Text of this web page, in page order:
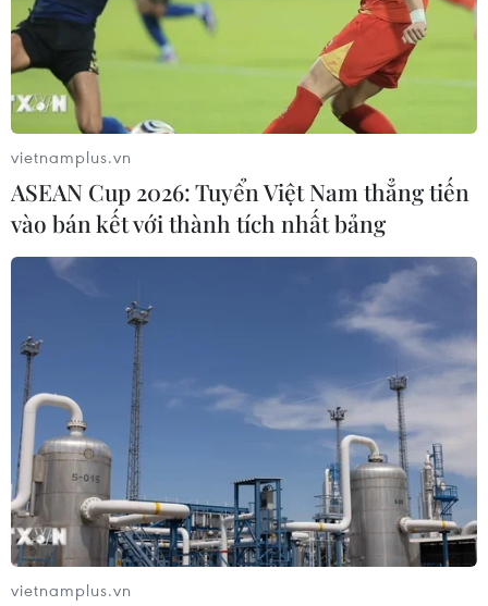
Đảm bảo an toàn đường bao biển Hạ
Long-Cẩm Phả theo phản ánh TTXVN
19/04/2022 07:18
Thành phố Hạ Long đã yêu cầu xử lý các vụ đổ trộm
thải rắn trên tuyến đường bao biển, trong khi Cẩm Phả
khẩn trương lắp đặt hệ thống biển báo giao thông,
nhằm bảo vệ môi trường và an toàn giao thông.
vietnamplus.vn
ASEAN Cup 2026: Tuyển Việt Nam thẳng tiến
vào bán kết với thành tích nhất bảng
vietnamplus.vn